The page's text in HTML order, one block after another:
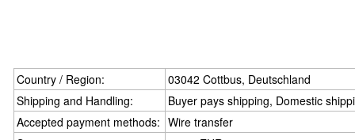
Country / Region:
03042 Cottbus, Deutschland
Shipping and Handling:
Buyer pays shipping, Domestic
Accepted payment methods: Wire transfer